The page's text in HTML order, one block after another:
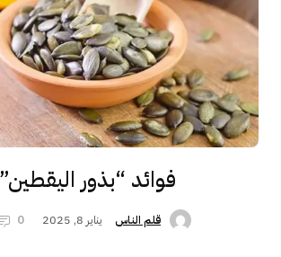
فوائد “بذور
قلم الناس يناير 8, 2025 0